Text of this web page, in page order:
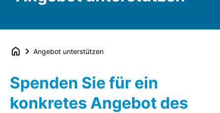
Angebot unterstützen
Spenden Sie für ein
konkretes Angebot des